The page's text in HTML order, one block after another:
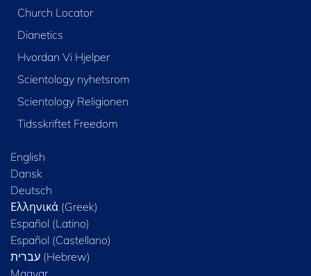
Church Locator
Dianetics
Hvordan Vi Hjelper
Scientology nyhetsrom
Scientology Religionen
Tidsskriftet Freedom
English
Dansk
Deutsch
Ελληνικά (Greek)
Español (Latino)
Español (Castellano)